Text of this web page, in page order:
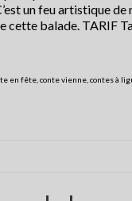
un feu artistique de
cette balade. TARIF
en fête, conte vienne, contes à